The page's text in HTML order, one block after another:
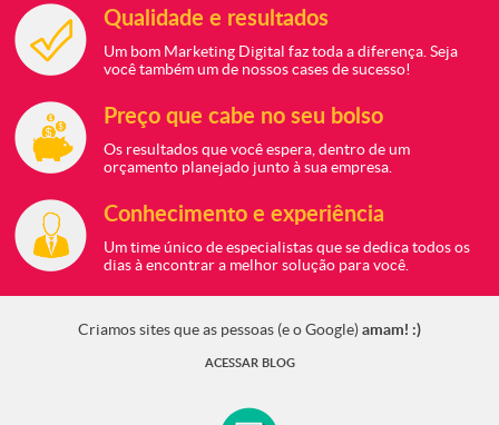
Qualidade e resultados
Um bom Marketing Digital faz toda adiferença. Seja
vocêtambém um de nossoscases de sucesso!
Preço que cabe no seu bolso
Os resultados que vocêespera, dentro de um
orçamento planejado junto à sua empresa.
Conhecimentoe experiência
Um time único deespecialistas que sededica todos os
dias àencontrar a melhorsolução para você.
Criamos sites que as pessoas (e o Google)amam! :)
ACESSAR BLOG